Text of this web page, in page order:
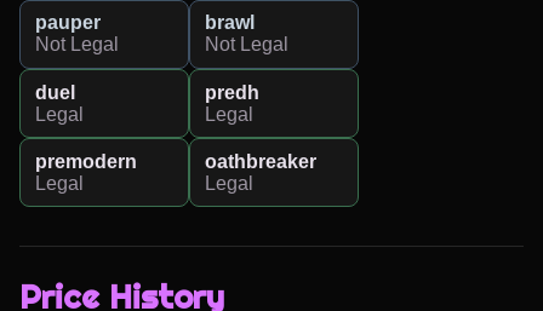
pauper
Not Legal
brawl
Not Legal
duel
Legal
predh
Legal
premodern
Legal
oathbreaker
Legal
Price History